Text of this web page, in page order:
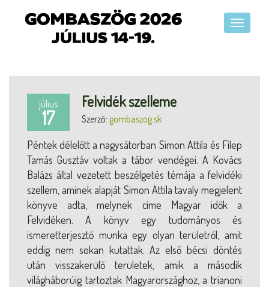
július
17
Felvidék szelleme
Szerző: gombaszog.sk
Péntek délelőtt a nagysátorban Simon Attila és Filep
Tamás Gusztáv voltak a tábor vendégei. A Kovács
Balázs által vezetett beszélgetés témája a felvidéki
szellem, aminek alapját Simon Attila tavaly megjelent
könyve adta, melynek címe Magyar idők a
Felvidéken. A könyv egy tudományos és
ismeretterjesztő munka egy olyan területről, amit
eddig nem sokan kutattak. Az első bécsi döntés
után visszakerülő területek, amik a második
világháborúig tartoztak Magyarországhoz, a trianoni